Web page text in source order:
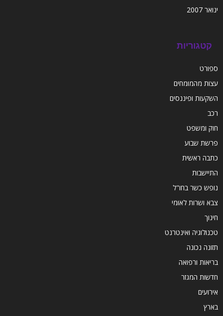
ינואר 2007
קטגוריות
ספורט
עצות מהמומחים
השקעות ופיננסים
רכב
חוק ומשפט
פרשת שבוע
כתבה ראשית
התיישבות
נופש כשר בחו"ל
צבא ושרות לאומי
חינוך
טכנולוגיה ואינטרנט
תזונה נכונה
בריאות ורפואה
חדשות המגזר
אירועים
בארץ